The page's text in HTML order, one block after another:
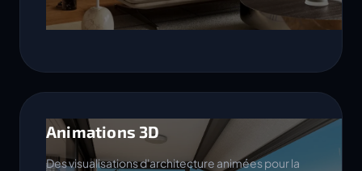
Animations 3D
Des visualisations d'architecture animées pour la